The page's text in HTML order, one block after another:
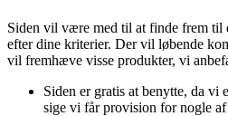
Siden vil være med til at finde frem til
efter dine kriterier. Der vil løbende
vil fremhæve visse produkter, vi
Siden er gratis at benytte, da vi
sige vi får provision for nogle